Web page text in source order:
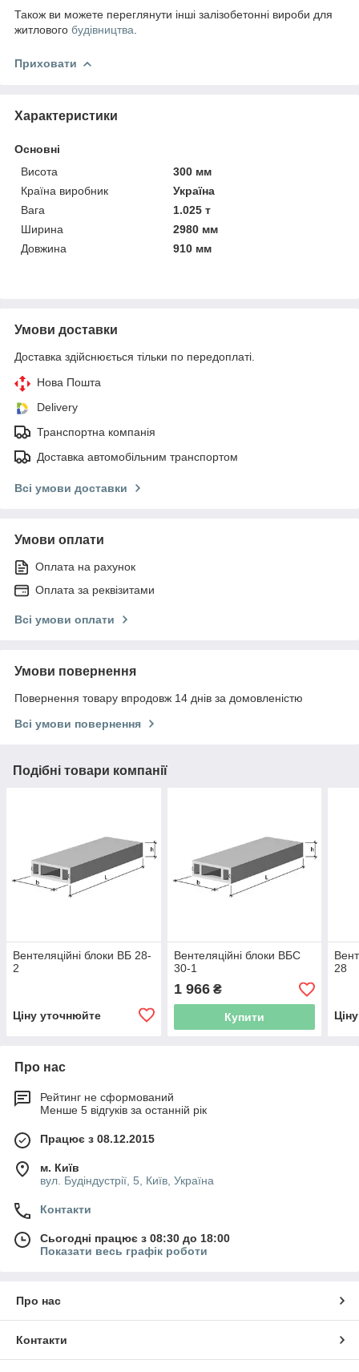
Також ви можете переглянути інші залізобетонні вироби для
житлового будівництва
Приховати
Характеристики
Основні
Висота
300 мм
Країна виробник
Україна
Вага
1.025 т
Ширина
2980 мм
Довжина
910 мм
Умови доставки
Доставка здійснюється тільки по передоплаті.
Нова Пошта
Delivery
Транспортна компанія
Доставка автомобільним транспортом
Всі умови доставки
Умови оплати
Оплата на рахунок
Оплата за реквізитами
Всі умови оплати
Умови повернення
Повернення товару впродовж 14 днів за домовленістю
Всі умови повернення
Подібні товари компанії
Вентеляційні блоки ВБ 28-
2
Ціну уточнюйте
Вентеляційні блоки ВБС
30-1
1 966₴
Купити
28
Про нас
Рейтинг не сформований
Менше 5 відгуків за останній рік
Працює з 08.12.2015
м. Київ
вул. Будіндустрії, 5, Київ, Україна
Контакти
Сьогодні працює з 08:30 до 18:00
Показати весь графік роботи
Про нас
Контакти